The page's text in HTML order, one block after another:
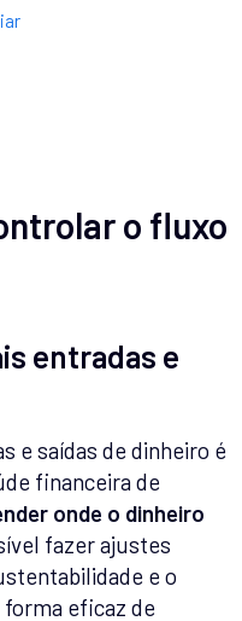
o fluxo
entradas e
e saídas de dinheiro é
financeira de
onde o dinheiro
fazer ajustes
e o
eficaz de